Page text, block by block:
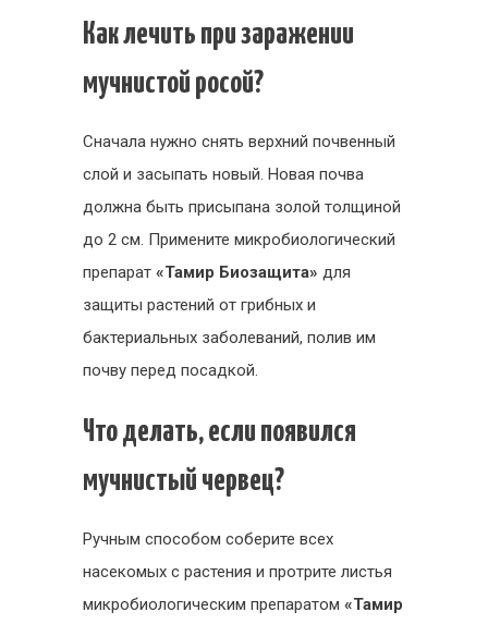
Как лечить при заражении
мучнистой росой?
Сначала нужно снять верхний почвенный
слой и засыпать новый. Новая почва
должна быть присыпана золой толщиной
до 2 см. Примените микробиологический
препарат «Тамир Биозащита» для
защиты растений от грибных и
бактериальных заболеваний, полив им
почву перед посадкой.
Что делать, если появился
мучнистый червец?
Ручным способом соберите всех
насекомых с растения и протрите листья
микробиологическим препаратом «Тамир